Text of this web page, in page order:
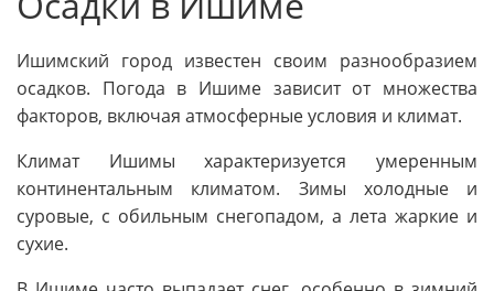
Ишимский город известен своим разнообразием
осадков. Погода в Ишиме зависит от множества
факторов, включая атмосферные условия и климат.
Климат Ишимы характеризуется умеренным
континентальным климатом. Зимы холодные и
суровые, с обильным снегопадом, а лета жаркие и
сухие.